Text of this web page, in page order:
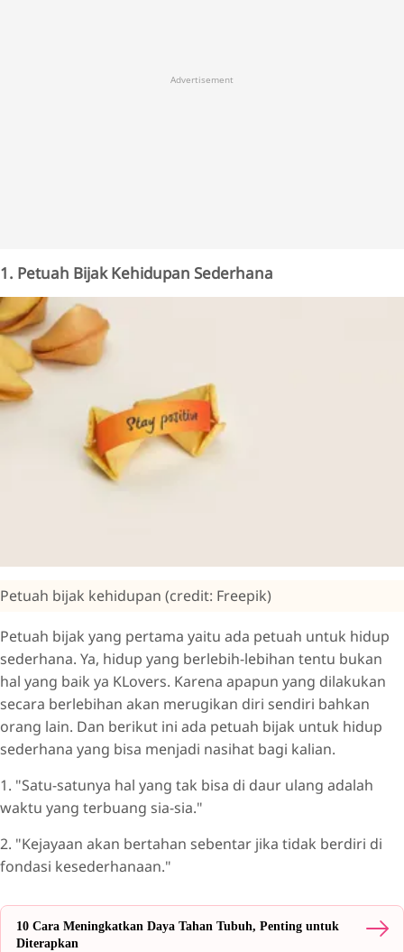
Advertisement
1. Petuah Bijak Kehidupan Sederhana
Petuah bijak kehidupan (credit: Freepik)
Petuah bijak yang pertama yaitu ada petuah untuk hidup
sederhana. Ya, hidup yang berlebih-lebihan tentu bukan
hal yang baik ya KLovers. Karena apapun yang dilakukan
secara berlebihan akan merugikan diri sendiri bahkan
orang lain. Dan berikut ini ada petuah bijak untuk hidup
sederhana yang bisa menjadi nasihat bagi kalian.
1. "Satu-satunya hal yang tak bisa di daur ulang adalah
waktu yang terbuang sia-sia."
2. "Kejayaan akan bertahan sebentar jika tidak berdiri di
fondasi kesederhanaan."
10 Cara Meningkatkan Daya Tahan Tubuh, Penting untuk
Diterapkan